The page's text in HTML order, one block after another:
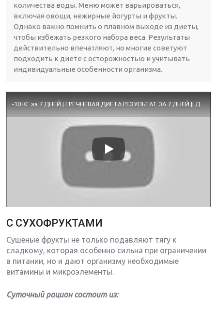
количества воды. Меню может варьироваться,
включая овощи, нежирные йогурты и фрукты.
Однако важно помнить о плавном выходе из диеты,
чтобы избежать резкого набора веса. Результаты
действительно впечатляют, но многие советуют
подходить к диете с осторожностью и учитывать
индивидуальные особенности организма.
С СУХОФРУКТАМИ
Сушеные фрукты не только подавляют тягу к
сладкому, которая особенно сильна при ограничении
в питании, но и дают организму необходимые
витамины и микроэлементы.
Суточный рацион состоит из: